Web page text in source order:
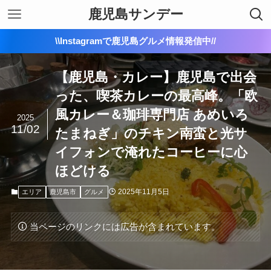
鹿児島サンデー
\\Instagramで鹿児島グルメ情報発信中//
【鹿児島・カレー】鹿児島で出会
った、喫茶カレーの最高峰。「欧
風カレー＆珈琲専門店 あめいろ
たまねぎ」のチキン南蛮と光サ
イフォンで淹れたコーヒーに心
ほどける
2025
11/02
エリア 鹿児島市 グルメ 2025年11月5日
当ページのリンクには広告が含まれています。